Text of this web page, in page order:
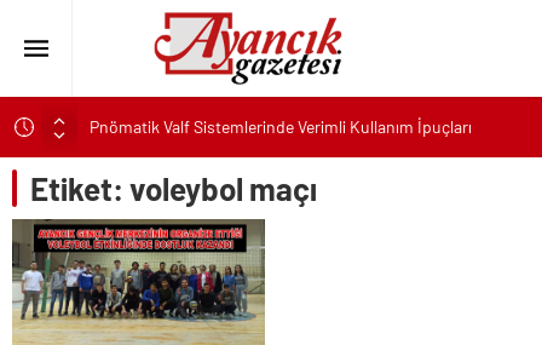
Pnömatik Valf Sistemlerinde Verimli Kullanım İpuçları
Sinop’ta Denize Girilecek 3 Mükemmel Yer
Maltese Terrier İlk Kez Köpek Sahiplenecekler İçin Uygun
mu?
Kapadokya Tatilinde Ne Giyilir?
Büyükakın’dan İzmit’in geleceğine yakın takip
Didim Belediyesi’nden Kent Genelinde Yol Bakım ve Onarım
Etiket: voleybol maçı